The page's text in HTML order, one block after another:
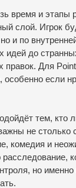
время и этапы
слой. Игрок
и по
идей до
правок. Для
особенно если
тем, кто
не столько
комедия и
расследование,
но